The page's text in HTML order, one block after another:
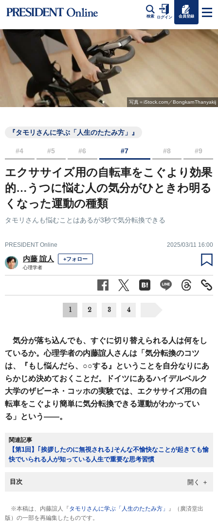
検索 ログイン 会員登録
写真＝iStock.com／BongkarnThanyakij
『タモリさんに学ぶ「人生のたたみ方」』
#4 #5 #6 #7 #8 #9
エクササイズ用の自転車をこぐより効果
的…うつに悩む人の気分がひときわ明る
くなった運動の種類
タモリさんも悩むことはあるが3秒で気分転換できる
PRESIDENT Online 2025/03/11 16:00
内藤 誼人 +フォロー
心理学者
1 2 3 4
気分が落ち込んでも、すぐに切り替えられる人は何をし
ているか。心理学者の内藤誼人さんは「気分転換のコツ
は、『もし悩んだら、○○する』ということを自分なりにあ
らかじめ決めておくことだ。ドイツにあるハイデルベルク
大学のザビーネ・コッホの実験では、エクササイズ用の自
転車をこぐより簡単に気分転換できる運動がわかってい
る」という――。
関連記事
【第1回】｢挨拶したのに無視される｣そんな不愉快なことが起きても愉
快でいられる人が知っている人生で重要な思考習慣
目次
※本稿は、内藤誼人『タモリさんに学ぶ「人生のたたみ方」
』（廣済堂出
版）の一部を再編集したものです。